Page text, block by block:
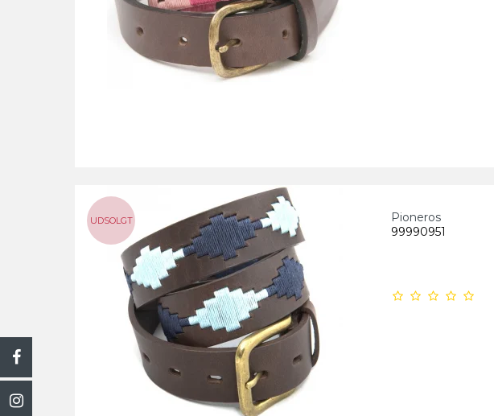
UDSOLGT
Pioneros
99990951